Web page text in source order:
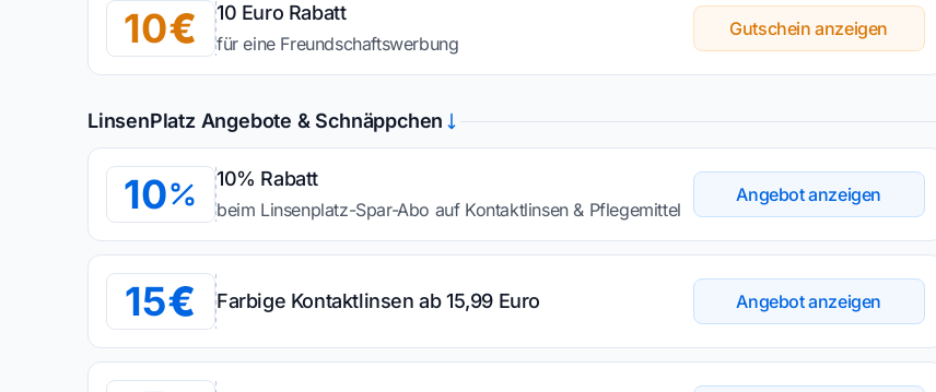
10 10 Euro Rabatt
für eine Freundschaftswerbung
Gutschein anzeigen
LinsenPlatz Angebote & Schnäppchen
10 10% Rabatt
beim Linsenplatz-Spar-Abo auf Kontaktlinsen & Pflegemittel
Angebot anzeigen
15 Farbige Kontaktlinsen ab 15,99 Euro Angebot anzeigen